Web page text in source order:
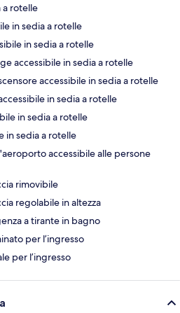
a rotelle
in sedia a rotelle
in sedia a rotelle
accessibile in sedia a rotelle
accessibile in sedia a rotelle
in sedia a rotelle
in sedia a rotelle
in sedia a rotelle
accessibile alle persone
rimovibile
regolabile in altezza
a tirante in bagno
per l’ingresso
per l’ingresso